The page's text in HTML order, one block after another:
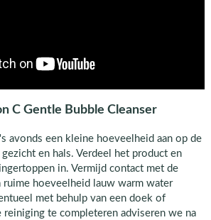
C Gentle Bubble Cleanser
avonds een kleine hoeveelheid aan op de
en hals. Verdeel het product en
in. Vermijd contact met de
ruime hoeveelheid lauw warm water
met behulp van een doek of
te completeren adviseren we na